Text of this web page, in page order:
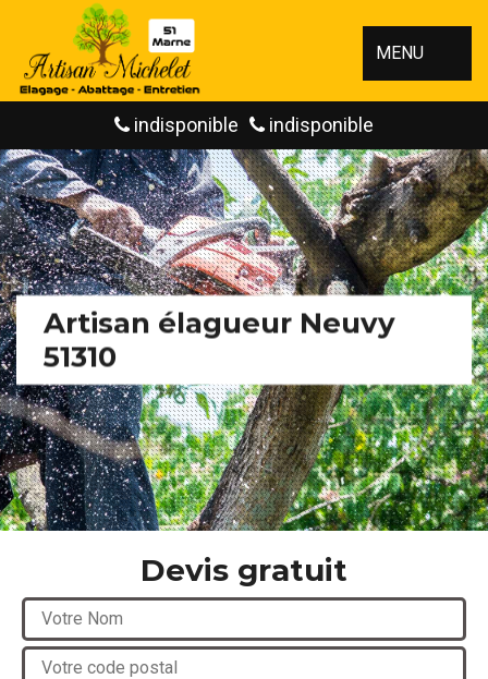
MENU
indisponible indisponible
Artisan élagueur Neuvy
51310
Devis gratuit